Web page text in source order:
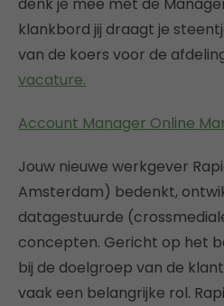
klankbord jij draagt je
van de koers voor de
vacature.
Account Manager Online
Jouw nieuwe werkgever
Amsterdam) bedenkt,
datagestuurde
concepten. Gericht op het
bij de doelgroep van de
vaak een belangrijke rol.